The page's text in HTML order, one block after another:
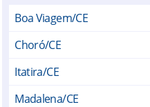
Boa Viagem/CE
Choró/CE
Itatira/CE
Madalena/CE